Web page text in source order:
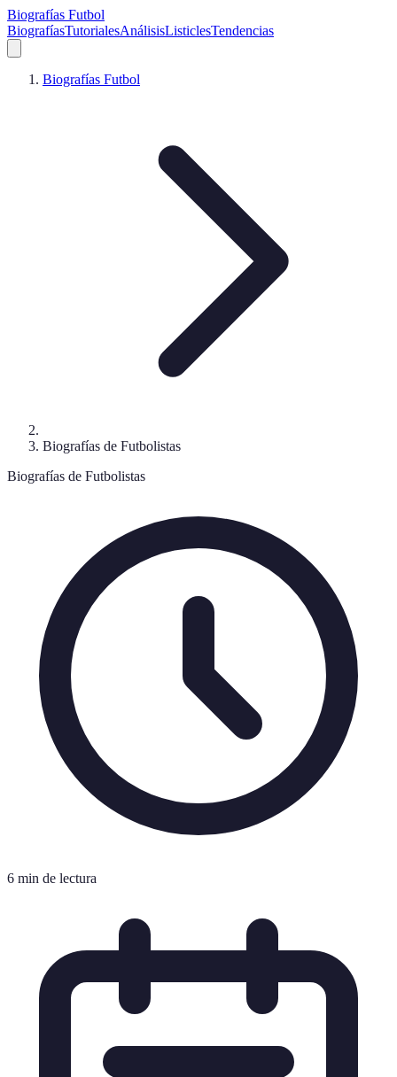
Biografías Futbol
BiografíasTutorialesAnálisisListiclesTendencias
Biografías Futbol
Biografías de Futbolistas
Biografías de Futbolistas
6 min de lectura